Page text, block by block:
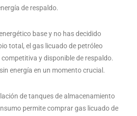
de respaldo.
base y no has decidido
total, el gas licuado de petróleo
y disponible de respaldo.
energía en un momento crucial.
de tanques de almacenamiento
permite comprar gas licuado de